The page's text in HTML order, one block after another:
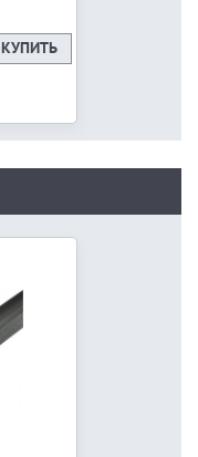
КУПИТЬ